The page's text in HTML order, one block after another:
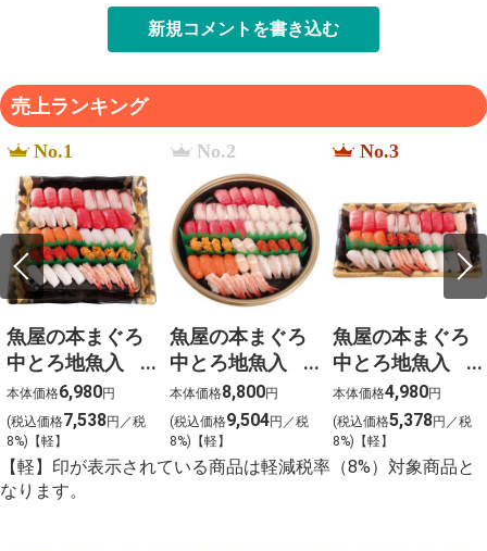
新規コメントを書き込む
売上ランキング
No.1
魚屋の本まぐろ
中とろ地魚入
上生寿司 宴
（うたげ）わさ
び抜き【g-2】
本体価格6,980円
(税込価格7,538円／税
8%)【軽】
No.2
魚屋の本まぐろ
中とろ地魚入
上生寿司 寿
（ことぶき）わ
さび抜き【g-1】
本体価格8,800円
(税込価格9,504円／税
8%)【軽】
No.3
魚屋の本まぐろ
中とろ地魚入
上生寿司 瑞穂
（みずほ）わさ
び抜き【g-3】
本体価格4,980円
(税込価格5,378円／税
8%)【軽】
【軽】印が表示されている商品は軽減税率（8%）対象商品と
なります。